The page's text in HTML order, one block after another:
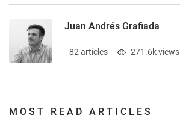
Juan Andrés Grafiada
82 articles 271.6k views
MOST READ ARTICLES